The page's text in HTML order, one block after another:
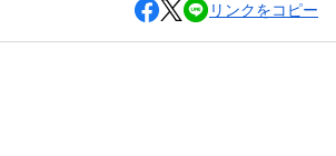
リンクをコピー